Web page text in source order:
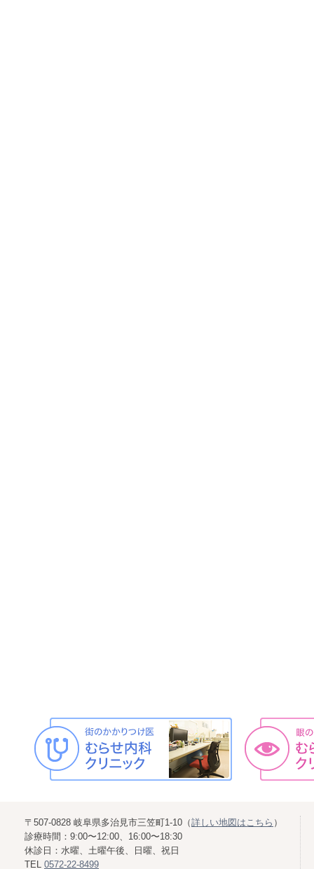
〒507-0828 岐阜県多治見市三笠町1-10（詳しい地図はこちら ）
診療時間：9:00〜12:00、16:00〜18:30
休診日：水曜、土曜午後、日曜、祝日
TEL 0572-22-8499